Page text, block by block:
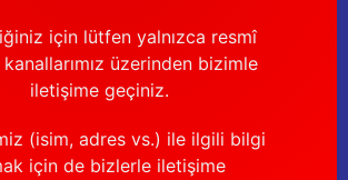
için lütfen yalnızca resmî
üzerinden bizimle
iletişime geçiniz.
(isim, adres vs.) ile ilgili bilgi
için de bizlerle iletişime